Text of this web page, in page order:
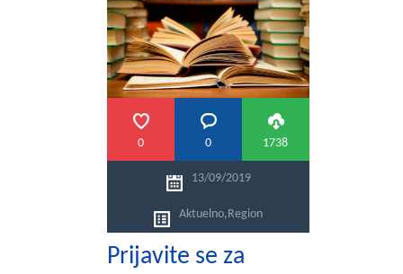
0 0 1738
13/09/2019
Aktuelno,Region
Prijavite se za